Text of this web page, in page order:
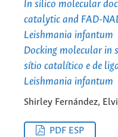
In silico molecular
catalytic and FAD-
Leishmania infantum
Docking molecular in
sítio catalítico e de
Leishmania infantum
Shirley Fernández,
PDF ESP